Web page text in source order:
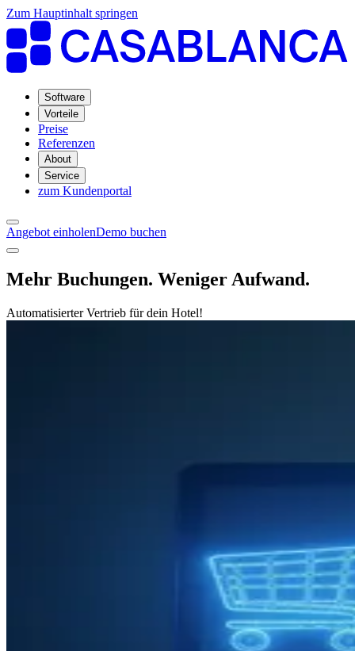
Zum Hauptinhalt springen
Software
Vorteile
Preise
Referenzen
About
Service
zum Kundenportal
Angebot einholenDemo buchen
Mehr Buchungen. Weniger Aufwand.
Automatisierter Vertrieb für dein Hotel!